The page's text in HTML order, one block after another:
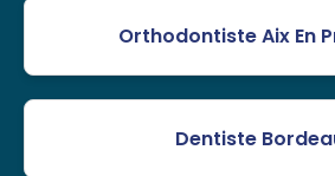
Orthodontiste Aix En
Dentiste